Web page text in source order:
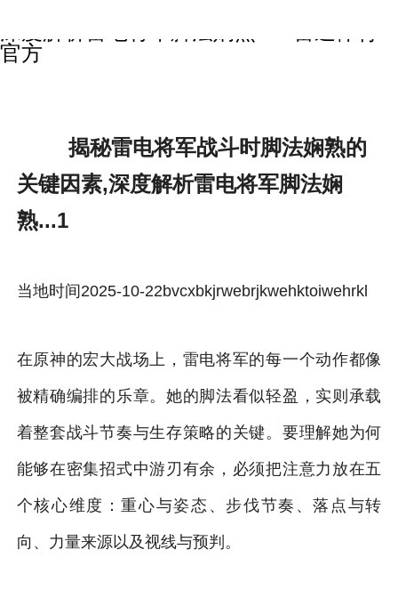
官方
揭秘雷电将军战斗时脚法娴熟的
关键因素,深度解析雷电将军脚法娴
熟...1
当地时间2025-10-22bvcxbkjrwebrjkwehktoiwehrkl
在原神的宏大战场上，雷电将军的每一个动作都像
被精确编排的乐章。她的脚法看似轻盈，实则承载
着整套战斗节奏与生存策略的关键。要理解她为何
能够在密集招式中游刃有余，必须把注意力放在五
个核心维度：重心与姿态、步伐节奏、落点与转
向、力量来源以及视线与预判。